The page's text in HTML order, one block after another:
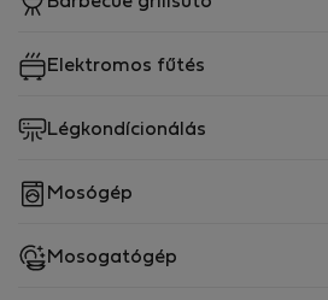
Elektromos fűtés
Légkondícionálás
Mosógép
Mosogatógép